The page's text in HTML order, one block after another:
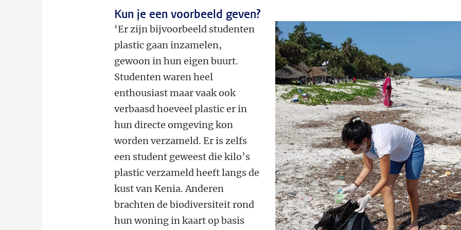
Kun je een voorbeeld geven?
‘Er zijn bijvoorbeeld studenten
plastic gaan inzamelen,
gewoon in hun eigen buurt.
Studenten waren heel
enthousiast maar vaak ook
verbaasd hoeveel plastic er in
hun directe omgeving kon
worden verzameld. Er is zelfs
een student geweest die kilo’s
plastic verzameld heeft langs de
kust van Kenia. Anderen
brachten de biodiversiteit rond
hun woning in kaart op basis